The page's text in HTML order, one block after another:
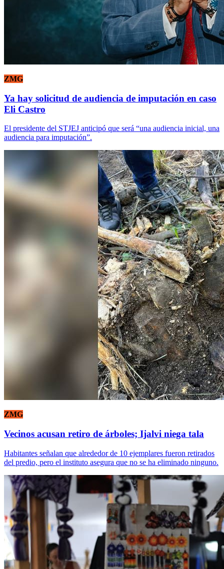
ZMG
Ya hay solicitud de audiencia de imputación en caso
Eli Castro
El presidente del STJEJ anticipó que será “una audiencia inicial, una
audiencia para imputación”.
ZMG
Vecinos acusan retiro de árboles; Ijalvi niega tala
Habitantes señalan que alrededor de 10 ejemplares fueron retirados
del predio, pero el instituto asegura que no se ha eliminado ninguno.